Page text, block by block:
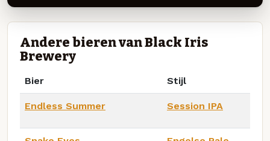
Andere bieren van Black Iris
Brewery
Bier Stijl
Endless Summer Session IPA